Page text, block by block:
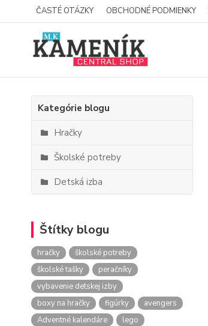
ČASTÉ OTÁZKY OBCHODNÉ PODMIENKY
Kategórie blogu
Hračky
Školské potreby
Detská izba
Štítky blogu
hračky
školské potreby
školské tašky
peračníky
vybavenie detskej izby
boxy na hračky
figúrky
avengers
Adventné kalendáre
lego